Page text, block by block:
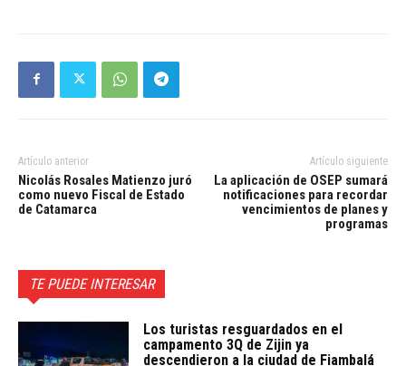
Artículo anterior
Nicolás Rosales Matienzo juró
como nuevo Fiscal de Estado
de Catamarca
Artículo siguiente
La aplicación de OSEP sumará
notificaciones para recordar
vencimientos de planes y
programas
TE PUEDE INTERESAR
Los turistas resguardados en el
campamento 3Q de Zijin ya
descendieron a la ciudad de Fiambalá